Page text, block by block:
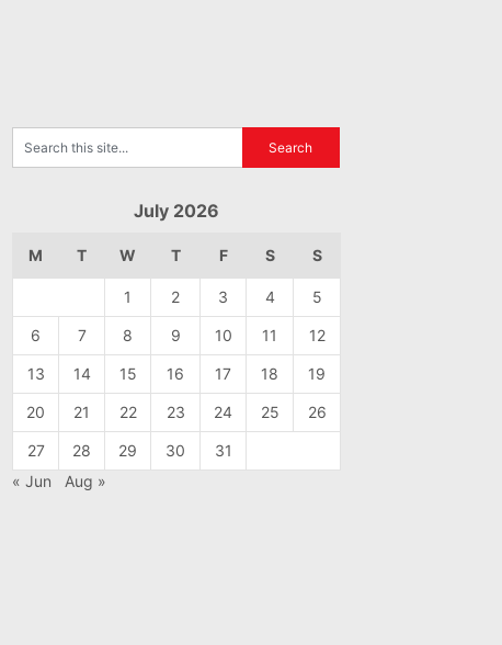
July 2026
M T W T F S S
1 2 3 4 5
6 7 8 9 10 11 12
13 14 15 16 17 18 19
20 21 22 23 24 25 26
27 28 29 30
31
« Jun
Aug »